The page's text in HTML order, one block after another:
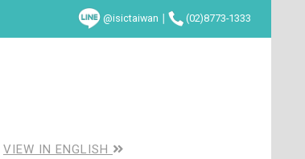
@isictaiwan (02)8773-1333
VIEW IN ENGLISH